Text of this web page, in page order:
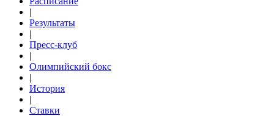
|
Результаты
|
Пресс-клуб
|
Олимпийский бокс
|
История
|
Ставки